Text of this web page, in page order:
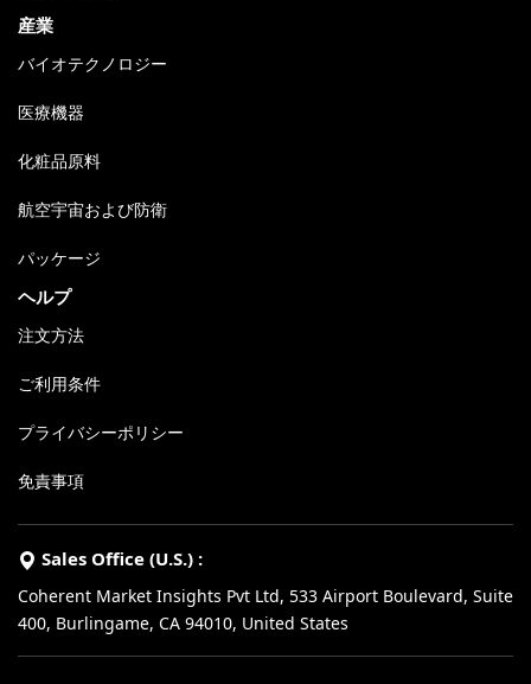
産業
バイオテクノロジー
医療機器
化粧品原料
航空宇宙および防衛
パッケージ
ヘルプ
注文方法
ご利用条件
プライバシーポリシー
免責事項
Sales Office (U.S.) :
Coherent Market Insights Pvt Ltd, 533 Airport Boulevard, Suite
400, Burlingame, CA 94010, United States